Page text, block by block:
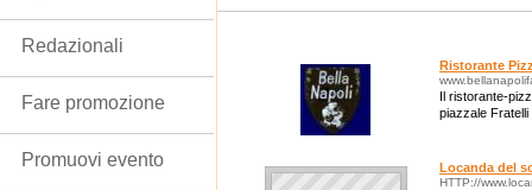
Ristorante
Il ristorante-
piazzale Fratelli
Locanda del
HTTP://
Redazionali
Fare promozione
Promuovi evento